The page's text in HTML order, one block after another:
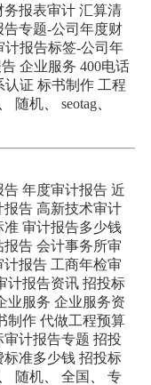
务报表审计 汇算清
告专题-公司年度财
计报告标签-公司年
企业服务 400电话
认证 标书制作 工程
随机 seotag
告 年度审计报告 近
报告 高新技术审计
准 审计报告多少钱
报告 会计事务所审
计报告 工商年检审
计报告资讯 招投标
业服务 企业服务资
制作 代做工程预算
审计报告专题 招投
标准多少钱 招投标
随机 全国
专